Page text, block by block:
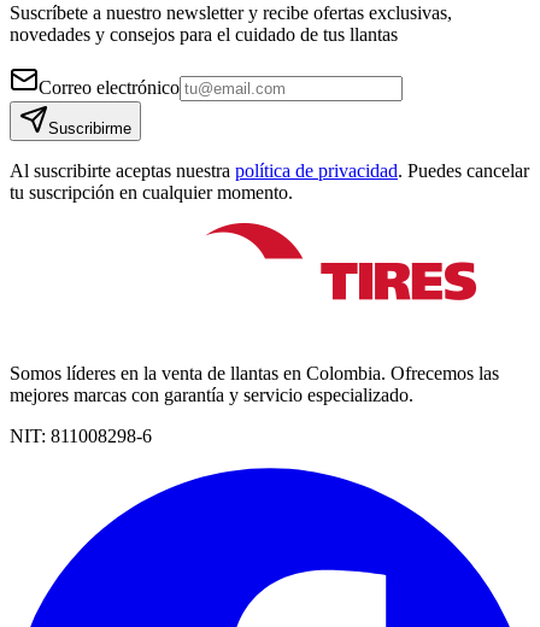
Suscríbete a nuestro newsletter y recibe ofertas exclusivas,
novedades y consejos para el cuidado de tus llantas
Correo electrónico
Suscribirme
Al suscribirte aceptas nuestra política de privacidad. Puedes cancelar
tu suscripción en cualquier momento.
Somos líderes en la venta de llantas en Colombia. Ofrecemos las
mejores marcas con garantía y servicio especializado.
NIT: 811008298-6